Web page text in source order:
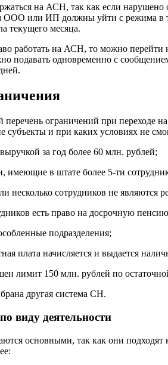
на АСН, так как если
или ИП должны уйти с режима в
текущего месяца.
работать на АСН, то можно
подавать одновременно с
перечень ограничений при переходе
субъекты и при каких условиях не
за год более 60 млн. рублей;
имеющие в штате более 5-ти
несколько сотрудников не являются
есть право на досрочную
подразделения;
плата начисляется и выдается
лимит 150 млн. рублей по
другая система СН.
виду деятельности
основными, так как они